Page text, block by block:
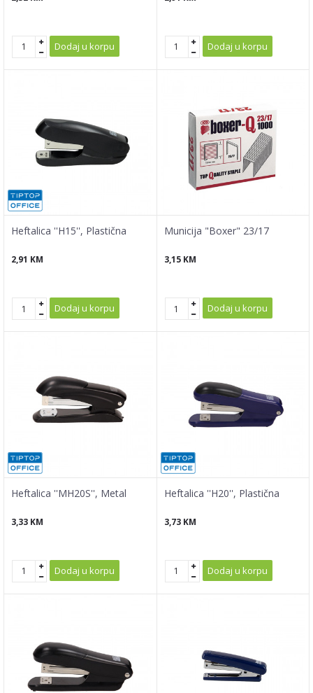
Dodaj u korpu Dodaj u korpu
Heftalica ''H15'', Plastična
2,91 KM
Dodaj u korpu
Municija "Boxer" 23/17
3,15 KM
Dodaj u korpu
Heftalica ''MH20S'', Metal
3,33 KM
Dodaj u korpu
Heftalica ''H20'', Plastična
3,73 KM
Dodaj u korpu